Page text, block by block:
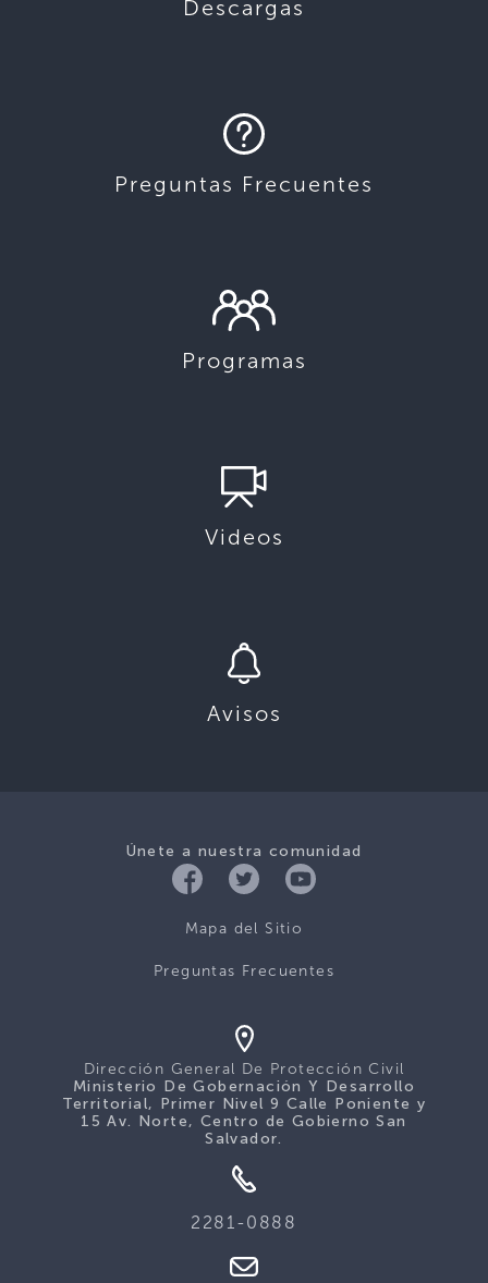
Descargas
Preguntas Frecuentes
Programas
Videos
Avisos
Únete a nuestra comunidad
Mapa del Sitio
Preguntas Frecuentes
Dirección General De Protección Civil
Ministerio De Gobernación Y Desarrollo
Territorial, Primer Nivel 9 Calle Poniente y
15 Av. Norte, Centro de Gobierno San
Salvador.
2281-0888